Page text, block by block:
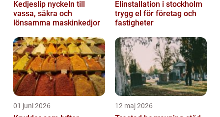
Kedjeslip nyckeln till
vassa, säkra och
lönsamma maskinkedjor
Elinstallation i stockholm
trygg el för företag och
fastigheter
01 juni 2026 12 maj 2026